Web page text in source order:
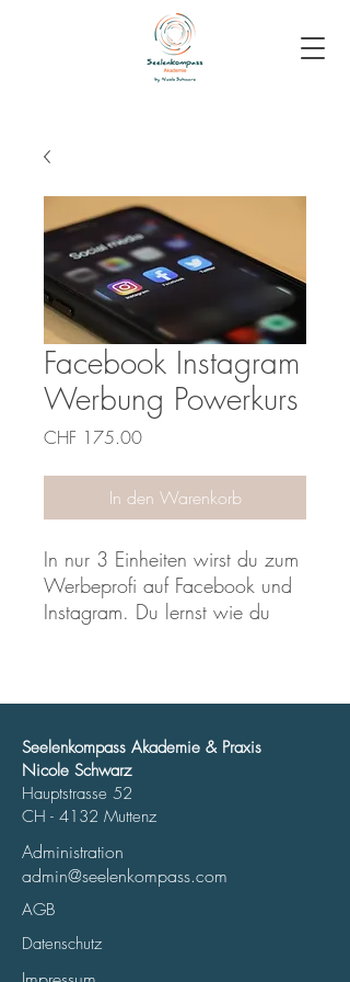
Facebook Instagram
Werbung Powerkurs
CHF 175.00Preis
In den Warenkorb
In nur 3 Einheiten wirst du zum
Werbeprofi auf Facebook und
Instagram. Du lernst wie du
warten auf dich​:
​​✓ Wichtige Erfolgsfaktoren für
die Anzeigenschaltung auf
Facebook
✓ Werbestrategie mit Lead-
Funnel und Webseiten-Konzept
Zielgruppen
Seelenkompass Akademie & Praxis
Nicole Schwarz
Hauptstrasse 52
CH - 4132 Muttenz
Administration
admin@seelenkompass.com
AGB
Datenschutz